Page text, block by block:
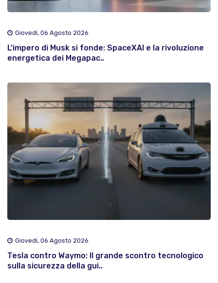
Giovedì, 06 Agosto 2026
L'impero di Musk si fonde: SpaceXAI e la rivoluzione
energetica dei Megapac..
Giovedì, 06 Agosto 2026
Tesla contro Waymo: Il grande scontro tecnologico
sulla sicurezza della gui..